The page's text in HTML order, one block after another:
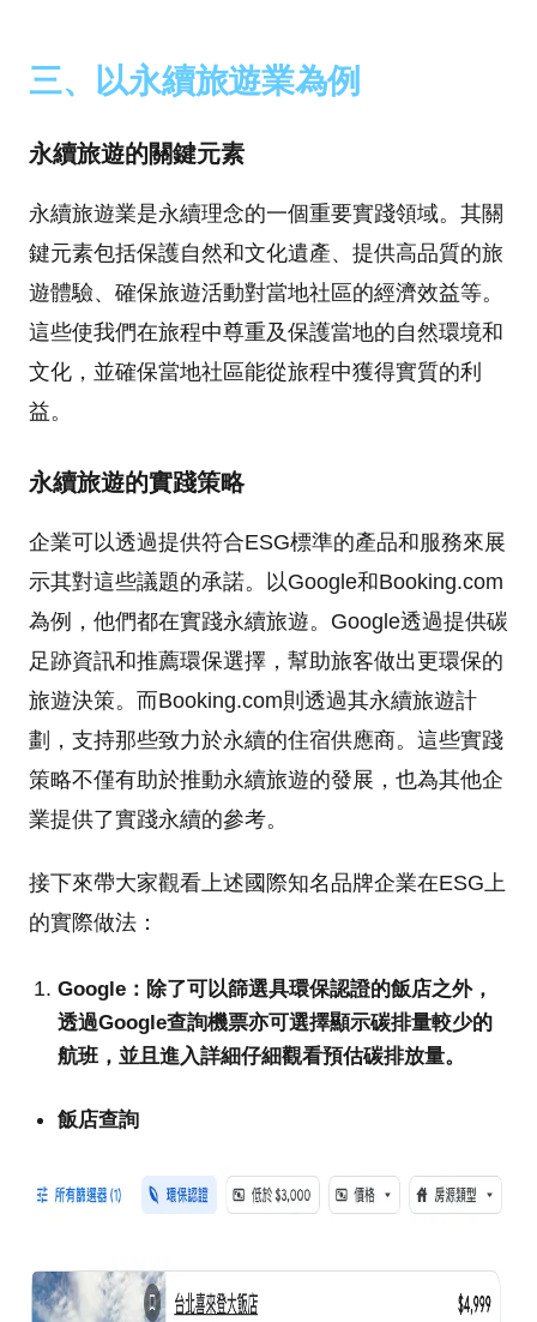
三、以永續旅遊業為例
永續旅遊的關鍵元素
永續旅遊業是永續理念的一個重要實踐領域。其關
鍵元素包括保護自然和文化遺產、提供高品質的旅
遊體驗、確保旅遊活動對當地社區的經濟效益等。
這些使我們在旅程中尊重及保護當地的自然環境和
文化，並確保當地社區能從旅程中獲得實質的利
益。
永續旅遊的實踐策略
企業可以透過提供符合ESG標準的產品和服務來展
示其對這些議題的承諾。以Google和Booking.com
為例，他們都在實踐永續旅遊。Google透過提供碳
足跡資訊和推薦環保選擇，幫助旅客做出更環保的
旅遊決策。而Booking.com則透過其永續旅遊計
劃，支持那些致力於永續的住宿供應商。這些實踐
策略不僅有助於推動永續旅遊的發展，也為其他企
業提供了實踐永續的參考。
接下來帶大家觀看上述國際知名品牌企業在ESG上
的實際做法：
Google：除了可以篩選具環保認證的飯店之外，
透過Google查詢機票亦可選擇顯示碳排量較少的
航班，並且進入詳細仔細觀看預估碳排放量。
飯店查詢